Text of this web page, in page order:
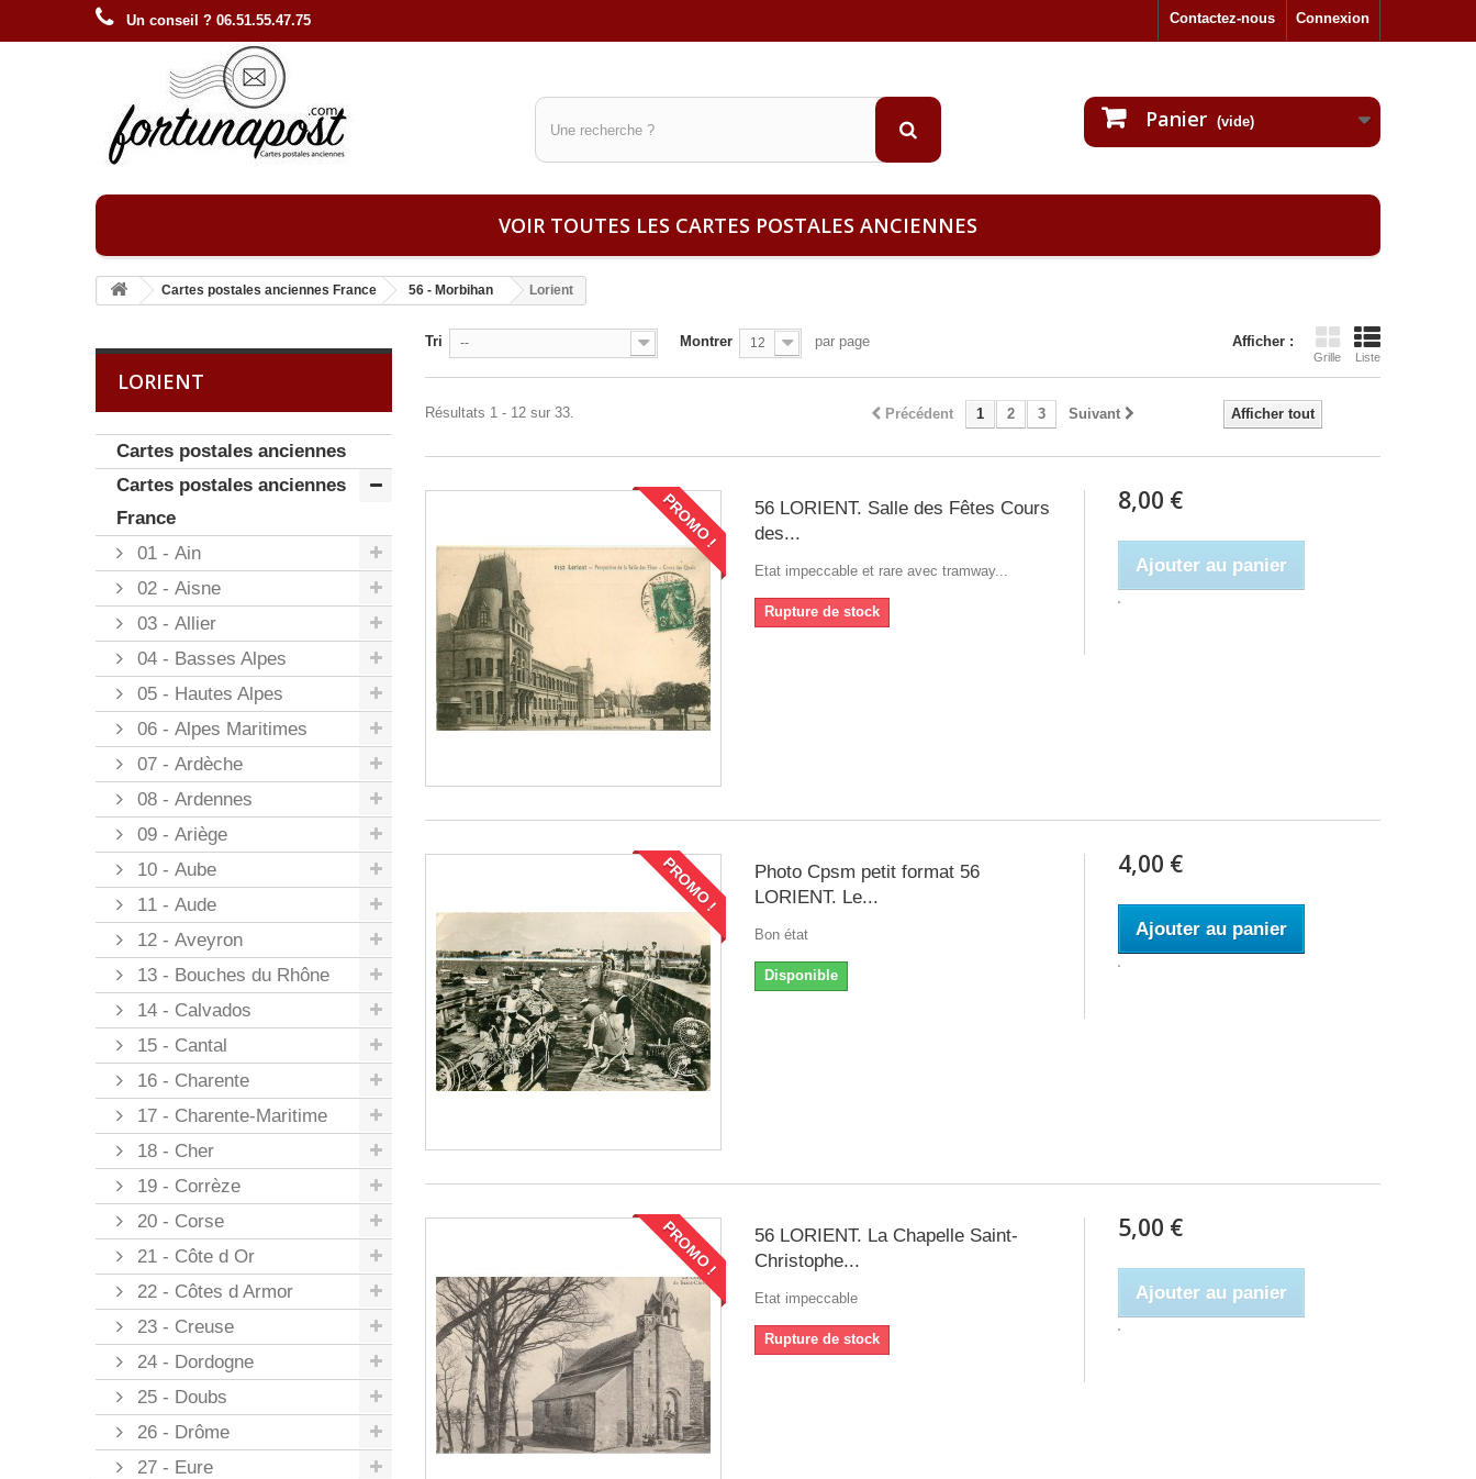
Connexion
Contactez-nous
Un conseil ? 06.51.55.47.75
Panier (vide)
VOIR TOUTES LES CARTES POSTALES ANCIENNES
Cartes postales anciennes France 56 - Morbihan Lorient
LORIENT
Cartes postales anciennes
Cartes postales anciennes
France
01 - Ain
02 - Aisne
03 - Allier
04 - Basses Alpes
05 - Hautes Alpes
06 - Alpes Maritimes
07 - Ardèche
08 - Ardennes
09 - Ariège
10 - Aube
11 - Aude
12 - Aveyron
13 - Bouches du Rhône
14 - Calvados
15 - Cantal
16 - Charente
17 - Charente-Maritime
18 - Cher
19 - Corrèze
20 - Corse
21 - Côte d Or
22 - Côtes d Armor
23 - Creuse
24 - Dordogne
25 - Doubs
26 - Drôme
27 - Eure
Afficher :
Grille Liste
Tri -- Montrer 12 par page
Afficher tout
Précédent 1 2 3 Suivant
Résultats 1 - 12 sur 33.
PROMO !
56 LORIENT. Salle des Fêtes Cours
des...
Etat impeccable et rare avec tramway...
Rupture de stock
8,00 €
Ajouter au panier
PROMO !
Photo Cpsm petit format 56
LORIENT. Le...
Bon état
Disponible
4,00 €
Ajouter au panier
PROMO !
56 LORIENT. La Chapelle Saint-
Christophe...
Etat impeccable
Rupture de stock
5,00 €
Ajouter au panier